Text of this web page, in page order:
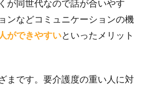
が同世代なので話が合いやす
ンなどコミュニケーションの機
ができやすいといったメリット
まです。要介護度の重い人に対